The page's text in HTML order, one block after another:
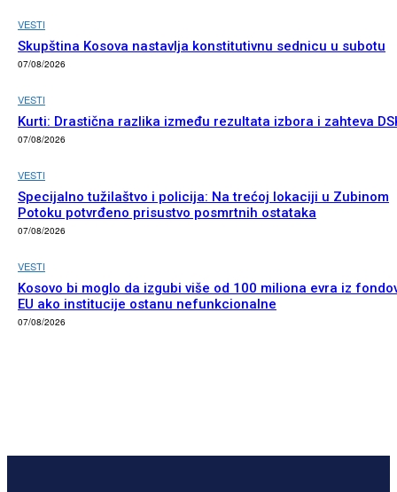
VESTI
Skupština Kosova nastavlja konstitutivnu sednicu u subotu
07/08/2026
VESTI
Kurti: Drastična razlika između rezultata izbora i zahteva
07/08/2026
VESTI
Specijalno tužilaštvo i policija: Na trećoj lokaciji u Zubinom
Potoku potvrđeno prisustvo posmrtnih ostataka
07/08/2026
VESTI
Kosovo bi moglo da izgubi više od 100 miliona evra iz
EU ako institucije ostanu nefunkcionalne
07/08/2026